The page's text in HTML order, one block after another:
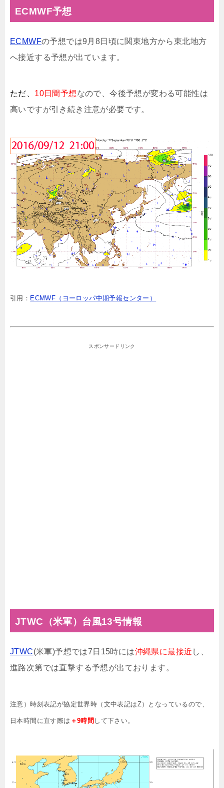
ECMWF予想
ECMWFの予想では9月8日頃に関東地方から東北地方
へ接近する予想が出ています。
ただ、 10日間予想なので、今後予想が変わる可能性は
高いですが引き続き注意が必要です。
引用： ECMWF（ヨーロッパ中期予報センター）
スポンサードリンク
JTWC（米軍）台風13号情報
JTWC(米軍)予想では7日15時には沖縄県に最接近 し、
進路次第では直撃する予想が出ております。
注意）時刻表記が協定世界時（文中表記はZ）となっているので、
日本時間に直す際は ＋9時間 して下さい。